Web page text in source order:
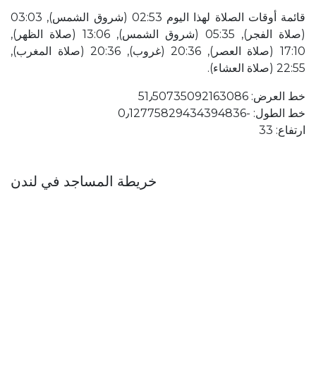
قائمة أوقات الصلاة لهذا اليوم 02:53 (شروق الشمس), 03:03
(صلاة الفجر), 05:35 (شروق الشمس), 13:06 (صلاة الظهر),
17:10 (صلاة العصر), 20:36 (غروب), 20:36 (صلاة المغرب),
22:55 (صلاة العشاء).
خط العرض: 51٫50735092163086
خط الطول: ؜-0٫12775829434394836
ارتفاع: 33
خريطة المساجد في لندن